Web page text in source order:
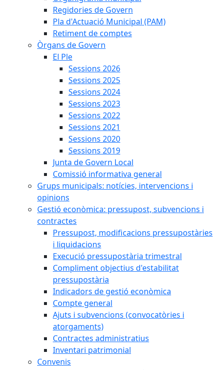
Regidories de Govern
Pla d'Actuació Municipal (PAM)
Retiment de comptes
Òrgans de Govern
El Ple
Sessions 2026
Sessions 2025
Sessions 2024
Sessions 2023
Sessions 2022
Sessions 2021
Sessions 2020
Sessions 2019
Junta de Govern Local
Comissió informativa general
Grups municipals: notícies, intervencions i
opinions
Gestió econòmica: pressupost, subvencions i
contractes
Pressupost, modificacions pressupostàries
i liquidacions
Execució pressupostària trimestral
Compliment objectius d'estabilitat
pressupostària
Indicadors de gestió econòmica
Compte general
Ajuts i subvencions (convocatòries i
atorgaments)
Contractes administratius
Inventari patrimonial
Convenis